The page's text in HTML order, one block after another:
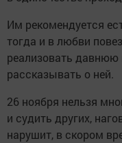
Им рекомендуется
тогда и в любви
реализовать давнюю
рассказывать о ней.
26 ноября нельзя
и судить других,
нарушит, в скором